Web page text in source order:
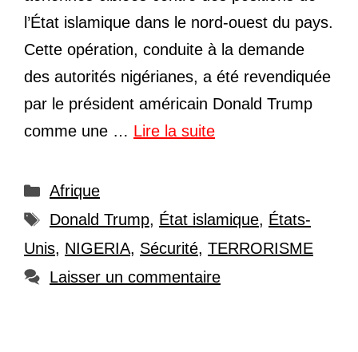
l’État islamique dans le nord-ouest du pays.
Cette opération, conduite à la demande
des autorités nigérianes, a été revendiquée
par le président américain Donald Trump
comme une … Lire la suite
Catégories
Afrique
Étiquettes
Donald Trump, État islamique, États-
Unis, NIGERIA, Sécurité, TERRORISME
Laisser un commentaire